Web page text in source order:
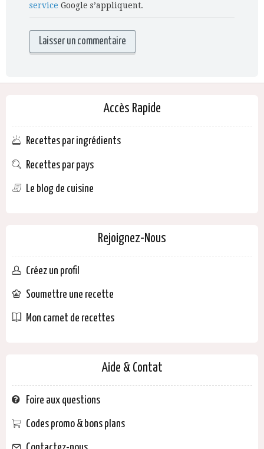
service Google s’appliquent.
Accès Rapide
Recettes par ingrédients
Recettes par pays
Le blog de cuisine
Rejoignez-Nous
Créez un profil
Soumettre une recette
Mon carnet de recettes
Aide & Contat
Foire aux questions
Codes promo & bons plans